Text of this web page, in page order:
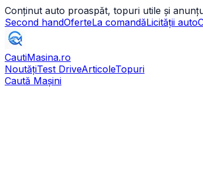
Conținut auto proaspăt, topuri utile și
Second handOferteLa comandăLicității auto
CautiMasina.ro
NoutățiTest DriveArticoleTopuri
Caută Mașini